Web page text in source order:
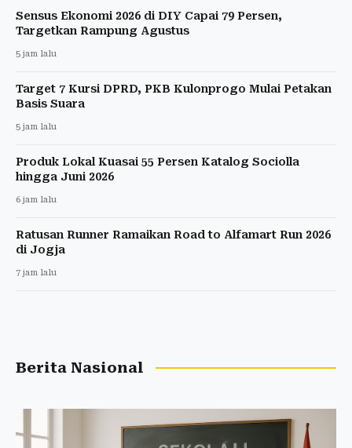
Sensus Ekonomi 2026 di DIY Capai 79 Persen,
Targetkan Rampung Agustus
5 jam lalu
Target 7 Kursi DPRD, PKB Kulonprogo Mulai Petakan
Basis Suara
5 jam lalu
Produk Lokal Kuasai 55 Persen Katalog Sociolla
hingga Juni 2026
6 jam lalu
Ratusan Runner Ramaikan Road to Alfamart Run 2026
di Jogja
7 jam lalu
Berita Nasional